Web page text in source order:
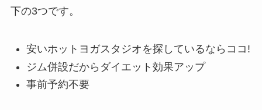
下の3つです。
安いホットヨガスタジオを探しているならココ!
ジム併設だからダイエット効果アップ
事前予約不要